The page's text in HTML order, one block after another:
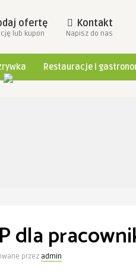
ofertę
lub kupon
Kontakt
Napisz do nas
Restauracje i
dla
przez admin